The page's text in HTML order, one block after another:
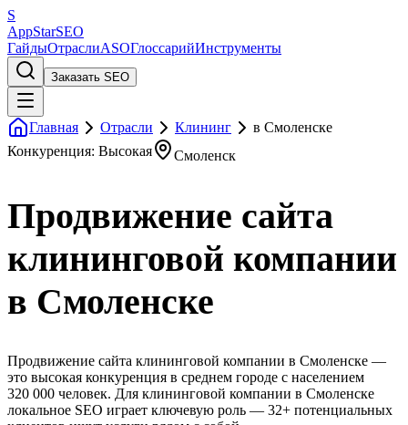
S
AppStarSEO
ГайдыОтраслиASOГлоссарийИнструменты
Заказать SEO
Главная Отрасли Клининг
в Смоленске
Конкуренция: Высокая
Смоленск
Продвижение сайта
клининговой компании
в Смоленске
Продвижение сайта клининговой компании в Смоленске —
это высокая конкуренция в среднем городе с населением
320 000 человек. Для клининговой компании в Смоленске
локальное SEO играет ключевую роль — 32+ потенциальных